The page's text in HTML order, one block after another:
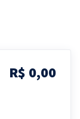
R$ 0,00